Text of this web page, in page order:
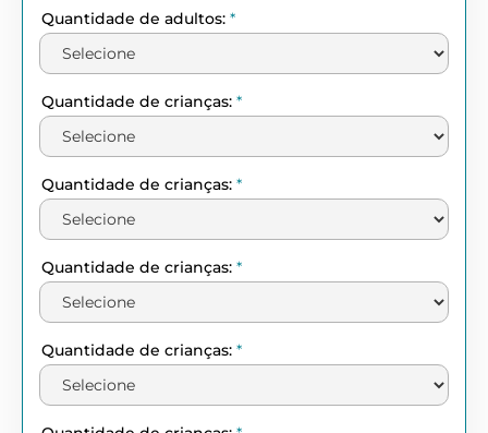
Quantidade de adultos: *
Quantidade de crianças: *
Quantidade de crianças: *
Quantidade de crianças: *
Quantidade de crianças: *